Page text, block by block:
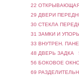
22
29 ДВЕРИ
30 СТЕКЛА
31 ЗАМКИ И
33 ВНУТРЕН.
48 ДВЕРЬ ЗАДКА
56 БОКОВОЕ
69